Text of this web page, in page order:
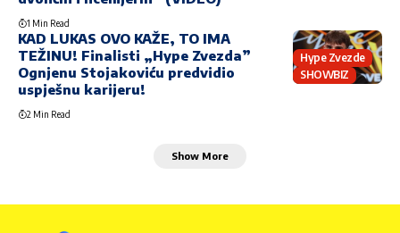
1 Min Read
Hype Zvezde
SHOWBIZ
KAD LUKAS OVO KAŽE, TO IMA
TEŽINU! Finalisti „Hype Zvezda”
Ognjenu Stojakoviću predvidio
uspješnu karijeru!
2 Min Read
Show More